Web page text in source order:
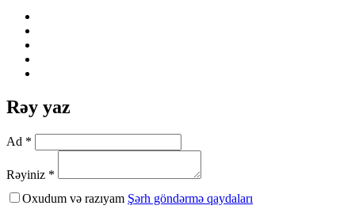
Rəy yaz
Ad *
Rəyiniz *
Oxudum və razıyam Şərh göndərmə qaydaları